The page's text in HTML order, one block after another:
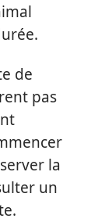
de
pas
la
un